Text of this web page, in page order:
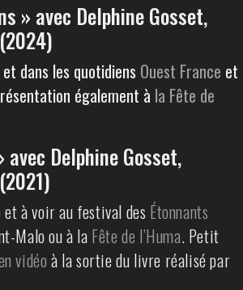
» avec Delphine Gosset,
et dans les quotidiens Ouest France et
également à la Fête de
Delphine Gosset,
et à voir au festival des Étonnants
Malo ou à la Fête de l’Huma. Petit
vidéo à la sortie du livre réalisé par